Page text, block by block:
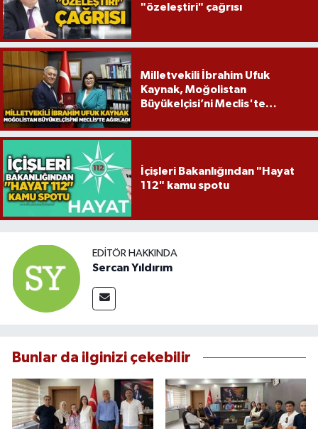
"özeleştiri" çağrısı
Milletvekili İbrahim Ufuk
Kaynak, Moğolistan
Büyükelçisi’ni Meclis'te
İçişleri Bakanlığından "Hayat
112" kamu spotu
EDITÖR HAKKINDA
Sercan Yıldırım
Bunlar da ilginizi çekebilir